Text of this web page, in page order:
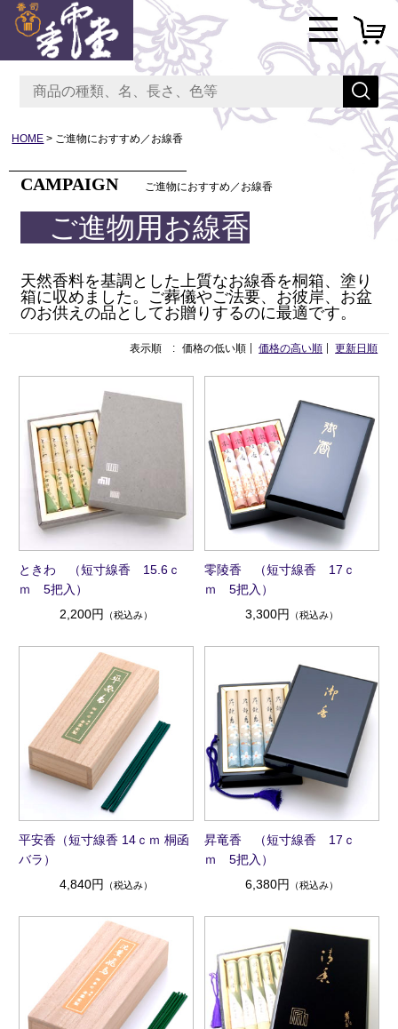
HOME ご進物におすすめ／お線香
CAMPAIGN ご進物におすすめ／お線香
ご進物用お線香
天然香料を基調とした上質なお線香を桐箱、塗り
箱に収めました。ご葬儀やご法要、お彼岸、お盆
のお供えの品としてお贈りするのに最適です。
表示順 : 価格の低い順 価格の高い順 更新日順
ときわ （短寸線香 15.6ｃ
ｍ 5把入）
2,200円
（税込み）
零陵香 （短寸線香 17ｃ
ｍ 5把入）
3,300円
（税込み）
平安香（短寸線香 14ｃｍ 桐函
バラ）
4,840円
（税込み）
昇竜香 （短寸線香 17ｃ
ｍ 5把入）
6,380円
（税込み）